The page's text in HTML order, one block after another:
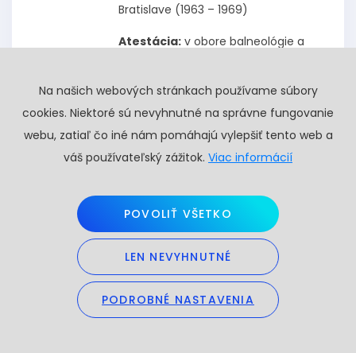
Bratislave (1963 – 1969)
Atestácia: v obore balneológie a
telovýchovnom lekárstve.
Medicínska prax:45 rokov praxe z
toho 10 rokov ako lekár v arabskom
svete. Dokáže hovoriť s pacientom v
Ruština a Arabčina). Problematike sa
venuje komplexne v spolupráci s
lekármi, fyzioterapeutmi a inými
odborníkmi v rámci PROFY.
Na našich webových stránkach používame súbory
cookies. Niektoré sú nevyhnutné na správne fungovanie
webu, zatiaľ čo iné nám pomáhajú vylepšiť tento web a
váš používateľský zážitok. Viac informácií
PODROBNÉ NASTAVENIA
LEN NEVYHNUTNÉ
POVOLIŤ VŠETKO